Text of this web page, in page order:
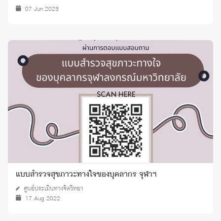
07 Jun 2023
แบบสำรวจสุขภาวะทางใจของบุคลากร จุฬาฯ
ศูนย์ประเมินทางจิตวิทยา
17 Aug 2022